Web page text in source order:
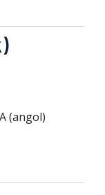
(angol)